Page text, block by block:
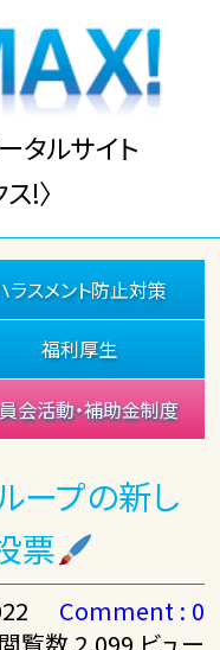
タルサイト
!〉
ラスメント防止対策
福利厚生
会活動・補助金制度
ープの新し
票
Comment : 0